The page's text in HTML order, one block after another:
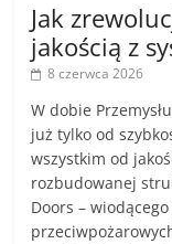
Jak
jakością z
8 czerwca 2026
W dobie
już tylko od
wszystkim od
rozbudowanej
Doors –